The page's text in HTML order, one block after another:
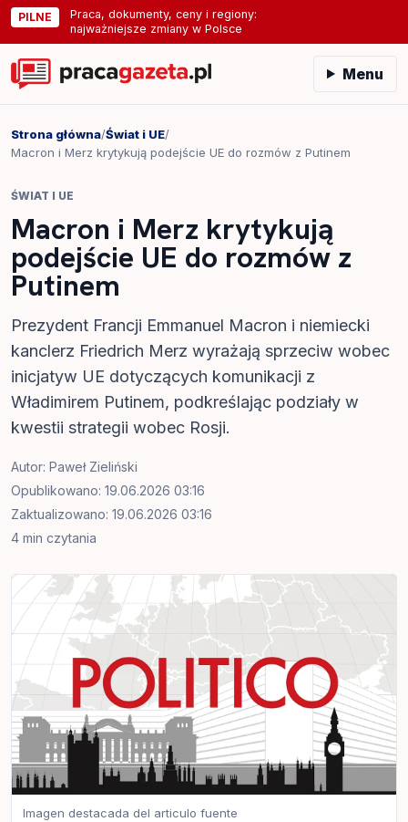
PILNE
Praca, dokumenty, ceny i regiony:
najważniejsze zmiany w Polsce
Menu
Strona główna/Świat i UE/
Macron i Merz krytykują podejście UE do rozmów z Putinem
ŚWIAT I UE
Macron i Merz krytykują
podejście UE do rozmów z
Putinem
Prezydent Francji Emmanuel Macron i niemiecki
kanclerz Friedrich Merz wyrażają sprzeciw wobec
inicjatyw UE dotyczących komunikacji z
Władimirem Putinem, podkreślając podziały w
kwestii strategii wobec Rosji.
Autor: Paweł Zieliński
Opublikowano: 19.06.2026 03:16
Zaktualizowano: 19.06.2026 03:16
4 min czytania
Imagen destacada del articulo fuente